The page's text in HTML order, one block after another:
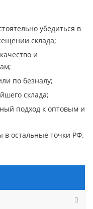
убедиться в
склада;
и
по безналу;
склада;
подход к оптовым и
остальные точки РФ.